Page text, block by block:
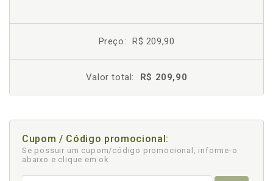
Preço: R$ 209,90
Valor total: R$ 209,90
Cupom / Código promocional:
Se possuir um cupom/código promocional, informe-o
abaixo e clique em ok